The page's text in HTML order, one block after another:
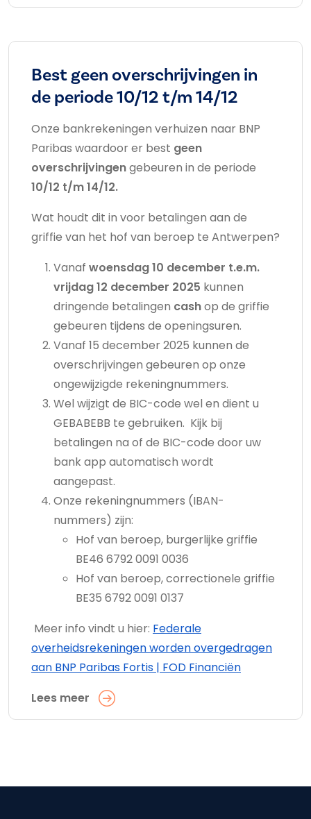
Best geen overschrijvingen in
de periode 10/12 t/m 14/12
Onze bankrekeningen verhuizen naar BNP
Paribas waardoor er best geen
overschrijvingengebeuren in de periode
10/12 t/m 14/12.
Wat houdt dit in voor betalingen aan de
griffie van het hof van beroep te Antwerpen?
Vanaf woensdag 10 december t.e.m.
vrijdag 12 december 2025 kunnen
dringende betalingen cashop de griffie
gebeuren tijdens de openingsuren.
Vanaf 15 december 2025 kunnen de
overschrijvingen gebeuren op onze
ongewijzigde rekeningnummers.
Wel wijzigt de BIC-code wel en dient u
GEBABEBB te gebruiken. Kijk bij
betalingen na of de BIC-code door uw
bank app automatisch wordt
aangepast.
Onze rekeningnummers (IBAN-
nummers) zijn:
Hof van beroep, burgerlijke griffie
BE46 6792 0091 0036
Hof van beroep, correctionele griffie
BE35 6792 0091 0137
Meer info vindt u hier: Federale
overheidsrekeningen worden overgedragen
aan BNP Paribas Fortis | FOD Financiën
Lees meer